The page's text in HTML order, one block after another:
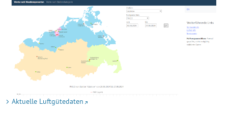
Aktuelle Luftgütedaten